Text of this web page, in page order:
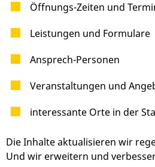
Öffnungs-Zeiten und
Leistungen und Formulare
Ansprech-Personen
Veranstaltungen und
interessante Orte in der
Die Inhalte aktualisieren wir
Und wir erweitern und